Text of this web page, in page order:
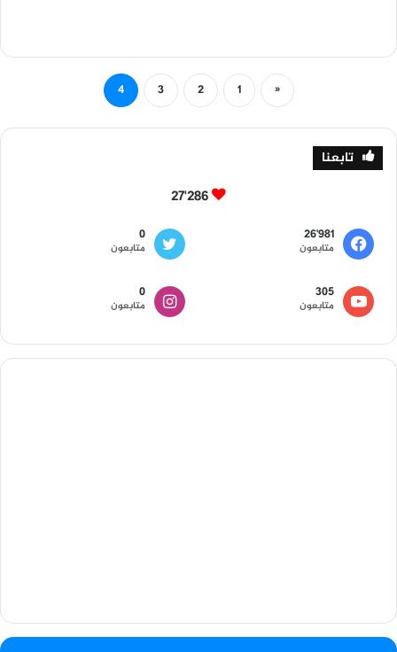
«
1
2
3
4
تابعنا
27٬286
26٬981
متابعون
0
متابعون
305
متابعون
0
متابعون